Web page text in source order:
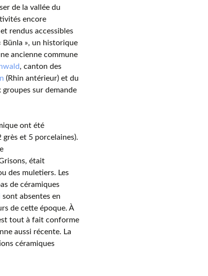
de la vallée du
encore
rendus accessibles
Bünla », un historique
ancienne commune
, canton des
(Rhin antérieur) et du
sur demande
ont été
et 5 porcelaines).
était
des muletiers. Les
de céramiques
sont absentes en
de cette époque. À
tout à fait conforme
aussi récente. La
céramiques